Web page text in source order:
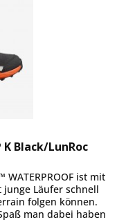
K Black/LunRoc
WATERPROOF ist mit
Läufer schnell
folgen können.
man dabei haben